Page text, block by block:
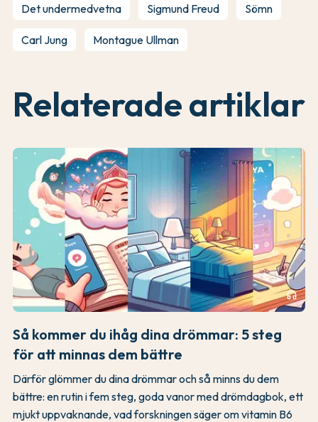
Det undermedvetna Sigmund Freud Sömn
Carl Jung Montague Ullman
Relaterade artiklar
headphones
Så kommer du ihåg dina drömmar: 5 steg
för att minnas dem bättre
Därför glömmer du dina drömmar och så minns du dem
bättre: en rutin i fem steg, goda vanor med drömdagbok, ett
mjukt uppvaknande, vad forskningen säger om vitamin B6